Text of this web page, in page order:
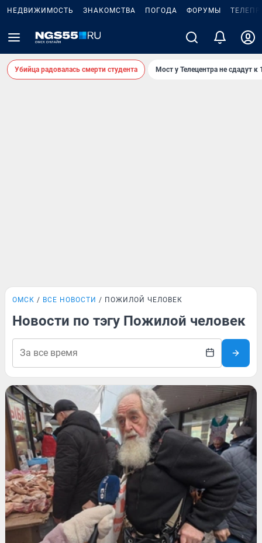
НЕДВИЖИМОСТЬ ЗНАКОМСТВА ПОГОДА ФОРУМЫ
Убийца радовалась смерти студента Мост у Телецентра не сдадут к
ОМСК ВСЕ НОВОСТИ ПОЖИЛОЙ ЧЕЛОВЕК
Новости по тэгу Пожилой человек